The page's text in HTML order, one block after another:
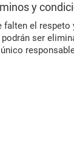
y
falten el respeto
ser